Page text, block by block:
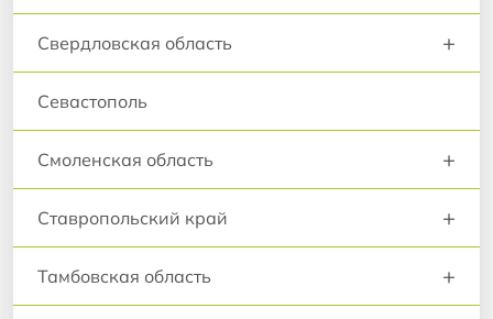
Свердловская область +
Севастополь
Смоленская область +
Ставропольский край +
Тамбовская область +